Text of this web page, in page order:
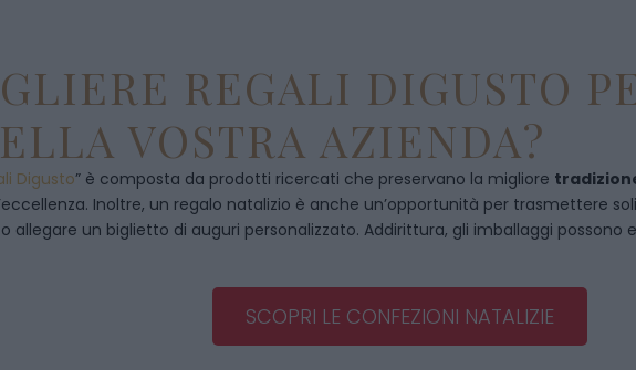
REGALI DIGUSTO
VOSTRA AZIENDA?
Digusto” è composta da prodotti ricercati che preservano la migliore
Inoltre, un regalo natalizio è anche un’opportunità per trasmettere
allegare un biglietto di auguri personalizzato. Addirittura, gli imballaggi possono
SCOPRI LE CONFEZIONI NATALIZIE